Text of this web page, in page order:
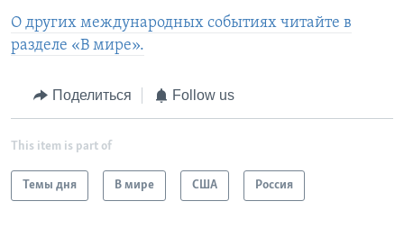
О других международных событиях читайте в
разделе «В мире».
Поделиться Follow us
This item is part of
Темы дня В мире США Россия